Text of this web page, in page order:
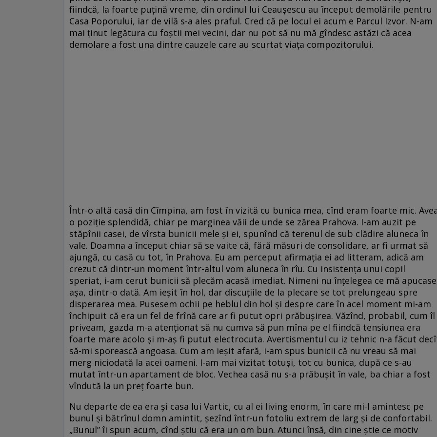
fiindcă, la foarte puțină vreme, din ordinul lui Ceaușescu au început demolările pentru
Casa Poporului, iar de vilă s-a ales praful. Cred că pe locul ei acum e Parcul Izvor. N-am
mai ținut legătura cu foștii mei vecini, dar nu pot să nu mă gîndesc astăzi că acea
demolare a fost una dintre cauzele care au scurtat viața compozitorului.
Într-o altă casă din Cîmpina, am fost în vizită cu bunica mea, cînd eram foarte mic.
o poziție splendidă, chiar pe marginea văii de unde se zărea Prahova. I-am auzit pe
stăpînii casei, de vîrsta bunicii mele și ei, spunînd că terenul de sub clădire aluneca în
vale. Doamna a început chiar să se vaite că, fără măsuri de consolidare, ar fi urmat să
ajungă, cu casă cu tot, în Prahova. Eu am perceput afirmația ei ad litteram, adică am
crezut că dintr-un moment într-altul vom aluneca în rîu. Cu insistența unui copil
speriat, i-am cerut bunicii să plecăm acasă imediat. Nimeni nu înțelegea ce mă
așa, dintr-o dată. Am ieșit în hol, dar discuțiile de la plecare se tot prelungeau spre
disperarea mea. Pusesem ochii pe heblul din hol și despre care în acel moment mi-am
închipuit că era un fel de frînă care ar fi putut opri prăbușirea. Văzînd, probabil, cum îl
priveam, gazda m-a atenționat să nu cumva să pun mîna pe el fiindcă tensiunea era
foarte mare acolo și m-aș fi putut electrocuta. Avertismentul cu iz tehnic n-a făcut
să-mi sporească angoasa. Cum am ieșit afară, i-am spus bunicii că nu vreau să mai
merg niciodată la acei oameni. I-am mai vizitat totuși, tot cu bunica, după ce s-au
mutat într-un apartament de bloc. Vechea casă nu s-a prăbușit în vale, ba chiar a fost
vîndută la un preț foarte bun.
Nu departe de ea era și casa lui Vartic, cu al ei living enorm, în care mi-l amintesc pe
bunul și bătrînul domn amintit, șezînd într-un fotoliu extrem de larg și de confortabil.
„Bunul” îi spun acum, cînd știu că era un om bun. Atunci însă, din cine știe ce motiv